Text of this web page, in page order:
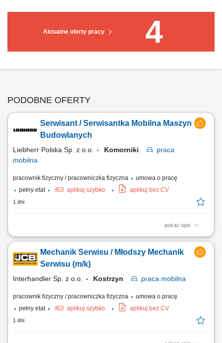
Aktualne oferty pracy 4
PODOBNE OFERTY
Serwisant / Serwisantka Mobilna Maszyn
Budowlanych
Liebherr Polska Sp. z o.o. Komorniki
praca
mobilna
pracownik fizyczny / pracowniczka fizyczna
umowa o pracę
pełny etat
aplikuj szybko aplikuj bez CV
1 dni
pokaż opis
Serwisant / Serwisantka Mobilna Maszyn Budowlanych Miejsce pracy:
rekrutacja@liebherr.com lub Liebherr-Polska Sp. z o.o. ul.Hansa
Liebherra 8, 41-710 Ruda Śląska tel. 32 342 69 72 Dziękujemy za
Mechanik Serwisu / Młodszy Mechanik
Serwisu (m/k)
Interhandler Sp. z o.o. Kostrzyn praca mobilna
pracownik fizyczny / pracowniczka fizyczna
umowa o pracę
pełny etat
aplikuj szybko aplikuj bez CV
1 dni